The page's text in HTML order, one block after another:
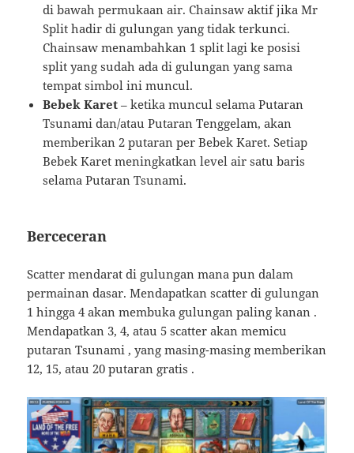
di bawah permukaan air. Chainsaw aktif jika Mr
Split hadir di gulungan yang tidak terkunci.
Chainsaw menambahkan 1 split lagi ke posisi
split yang sudah ada di gulungan yang sama
tempat simbol ini muncul.
Bebek Karet – ketika muncul selama Putaran
Tsunami dan/atau Putaran Tenggelam, akan
memberikan 2 putaran per Bebek Karet. Setiap
Bebek Karet meningkatkan level air satu baris
selama Putaran Tsunami.
Berceceran
Scatter mendarat di gulungan mana pun dalam
permainan dasar. Mendapatkan scatter di gulungan
1 hingga 4 akan membuka gulungan paling kanan .
Mendapatkan 3, 4, atau 5 scatter akan memicu
putaran Tsunami , yang masing-masing memberikan
12, 15, atau 20 putaran gratis .